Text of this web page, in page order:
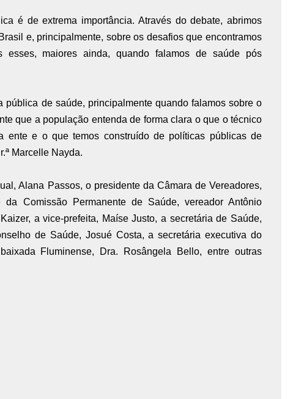
é de extrema importância. Através do debate, abrimos
e, principalmente, sobre os desafios que encontramos
esses, maiores ainda, quando falamos de saúde pós
pública de saúde, principalmente quando falamos sobre o
que a população entenda de forma clara o que o técnico
ente e o que temos construído de políticas públicas de
Marcelle Nayda.
Alana Passos, o presidente da Câmara de Vereadores,
Comissão Permanente de Saúde, vereador Antônio
a vice-prefeita, Maíse Justo, a secretária de Saúde,
de Saúde, Josué Costa, a secretária executiva do
Fluminense, Dra. Rosângela Bello, entre outras